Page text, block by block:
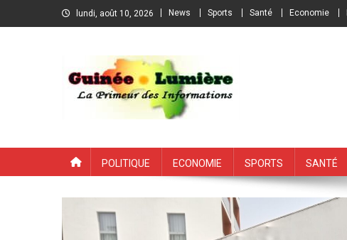
to
lundi, août 10, 2026 News Sports Santé Economie
Politique Economie Sports Santé